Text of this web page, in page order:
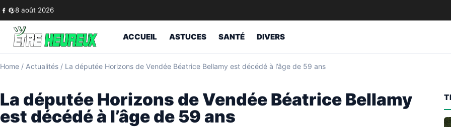
Skip to content
8 août 2026
ACCUEIL ASTUCES SANTÉ DIVERS
Home / Actualités / La députée Horizons de Vendée Béatrice Bellamy est décédé à l’âge de 59 ans
La députée Horizons de Vendée Béatrice Bellamy
est décédé à l’âge de 59 ans